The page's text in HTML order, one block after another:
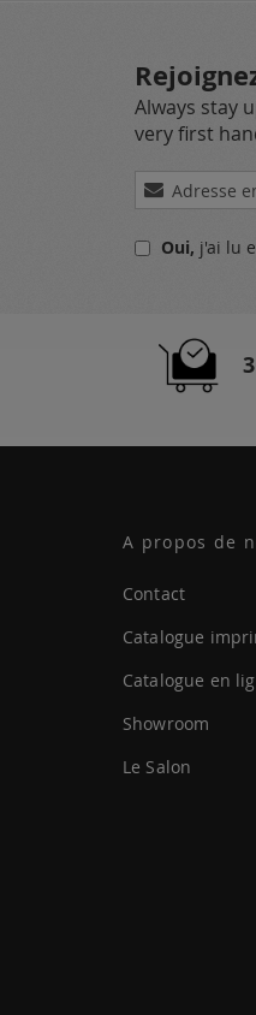
Always stay
very first
Inscription
à
lettreOui, j'ai lu
A propos de
Contact
Catalogue
Catalogue en
Showroom
Le Salon